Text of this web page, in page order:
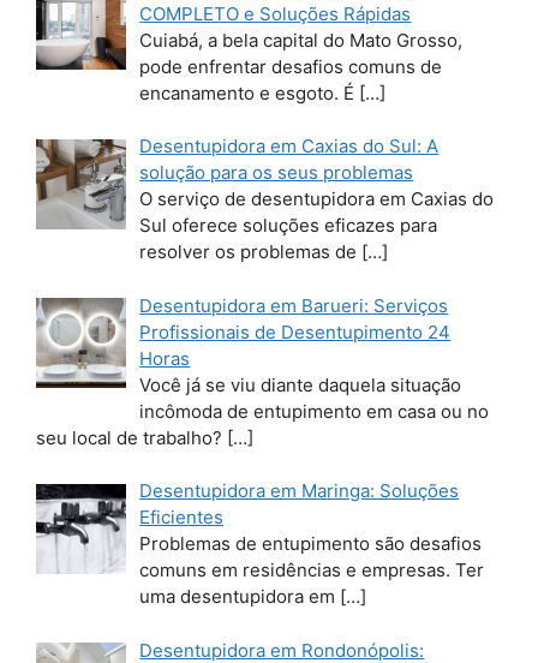
COMPLETO e Soluções Rápidas
Cuiabá, a bela capital do Mato Grosso,
pode enfrentar desafios comuns de
encanamento e esgoto. É […]
Desentupidora em Caxias do Sul: A
solução para os seus problemas
O serviço de desentupidora em Caxias do
Sul oferece soluções eficazes para
resolver os problemas de […]
Desentupidora em Barueri: Serviços
Profissionais de Desentupimento 24
Horas
Você já se viu diante daquela situação
incômoda de entupimento em casa ou no
seu local de trabalho? […]
Desentupidora em Maringa: Soluções
Eficientes
Problemas de entupimento são desafios
comuns em residências e empresas. Ter
uma desentupidora em […]
Desentupidora em Rondonópolis: